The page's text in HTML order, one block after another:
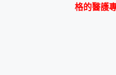
格的醫護